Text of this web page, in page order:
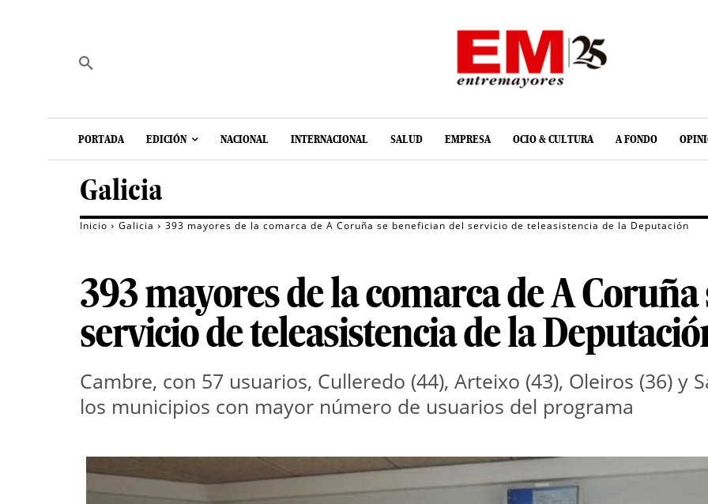
PORTADA EDICIÓN NACIONAL INTERNACIONAL SALUD EMPRESA OCIO & CULTURA A FONDO
Galicia
Inicio Galicia 393 mayores de la comarca de A Coruña se benefician del servicio de teleasistencia de la Deputación
393 mayores de la comarca de A
servicio de teleasistencia de la
Cambre, con 57 usuarios, Culleredo (44), Arteixo (43), Oleiros (36) y
los municipios con mayor número de usuarios del programa